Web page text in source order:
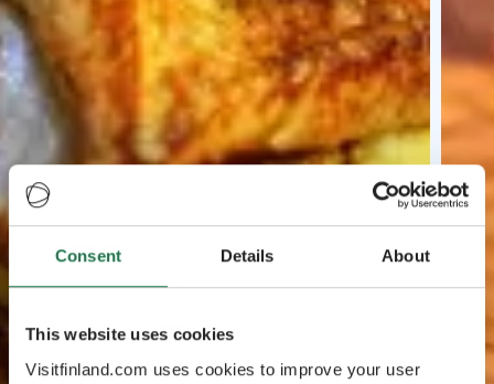
Consent Details About
This website uses cookies
Visitfinland.com uses cookies to improve your user